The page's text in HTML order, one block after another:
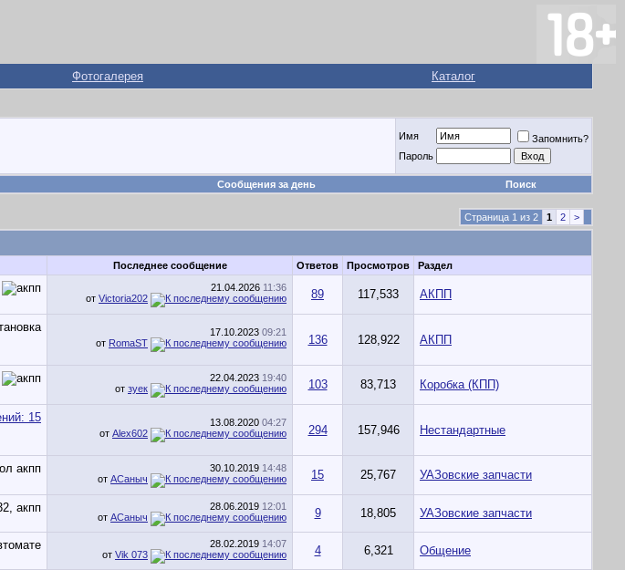
Фотогалерея Каталог
Имя
Запомнить?
Пароль
Сообщения за день Поиск
Страница 1 из 2 1 2 >
Последнее сообщение Ответов Просмотров Раздел
21.04.2026 11:36
от Victoria202 89 117,533 АКПП
17.10.2023 09:21
от RomaST 136 128,922 АКПП
22.04.2023 19:40
от зуек 103 83,713 Коробка (КПП)
13.08.2020 04:27
от Alex602 294 157,946 Нестандартные
30.10.2019 14:48
от АСаныч 15 25,767 УАЗовские запчасти
28.06.2019 12:01
от АСаныч 9 18,805 УАЗовские запчасти
28.02.2019 14:07
от Vik 073 4 6,321 Общение